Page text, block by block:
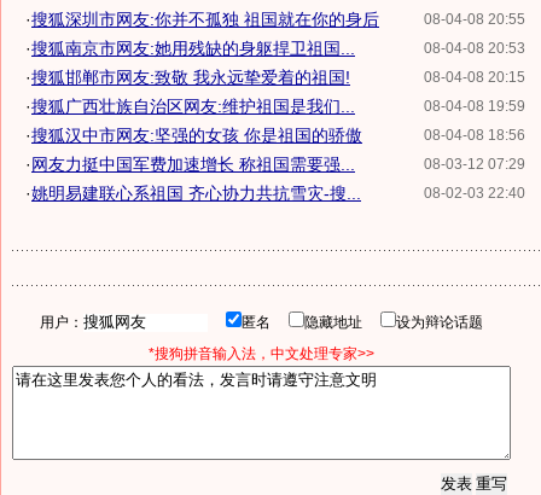
08-04-08 20:55
·搜狐深圳市网友:你并不孤独 祖国就在你的身后
08-04-08 20:53
·搜狐南京市网友:她用残缺的身躯捍卫祖国...
08-04-08 20:15
·搜狐邯郸市网友:致敬 我永远挚爱着的祖国!
08-04-08 19:59
·搜狐广西壮族自治区网友:维护祖国是我们...
08-04-08 18:56
·搜狐汉中市网友:坚强的女孩 你是祖国的骄傲
08-03-12 07:29
·网友力挺中国军费加速增长 称祖国需要强...
08-02-03 22:40
·姚明易建联心系祖国 齐心协力共抗雪灾-搜...
用户： 匿名 隐藏地址
设为辩论话题
*搜狗拼音输入法，中文处理专家>>